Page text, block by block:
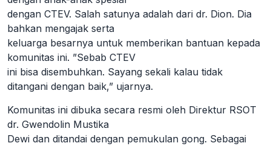
dengan CTEV. Salah satunya adalah dari dr. Dion. Dia
bahkan mengajak serta
keluarga besarnya untuk memberikan bantuan kepada
komunitas ini. ”Sebab CTEV
ini bisa disembuhkan. Sayang sekali kalau tidak
ditangani dengan baik,” ujarnya.
Komunitas ini dibuka secara resmi oleh Direktur RSOT
dr. Gwendolin Mustika
Dewi dan ditandai dengan pemukulan gong. Sebagai